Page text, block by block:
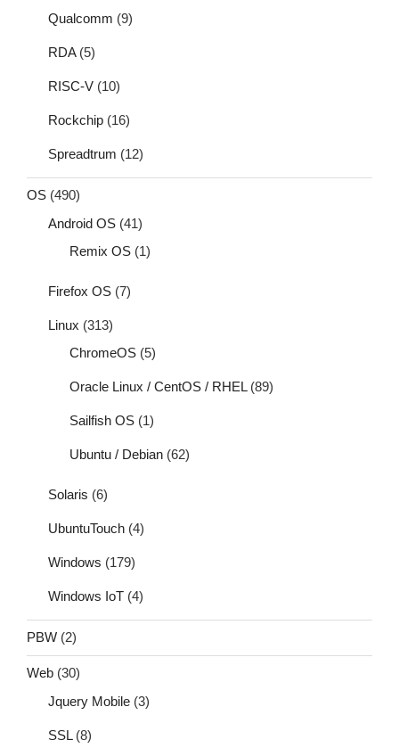
Qualcomm (9)
RDA(5)
RISC-V (10)
Rockchip (16)
Spreadtrum (12)
OS (490)
Android OS (41)
Remix OS (1)
Firefox OS (7)
Linux (313)
ChromeOS (5)
Oracle Linux / CentOS / RHEL(89)
Sailfish OS (1)
Ubuntu / Debian (62)
Solaris (6)
UbuntuTouch (4)
Windows (179)
Windows IoT (4)
PBW (2)
Web (30)
Jquery Mobile (3)
SSL(8)